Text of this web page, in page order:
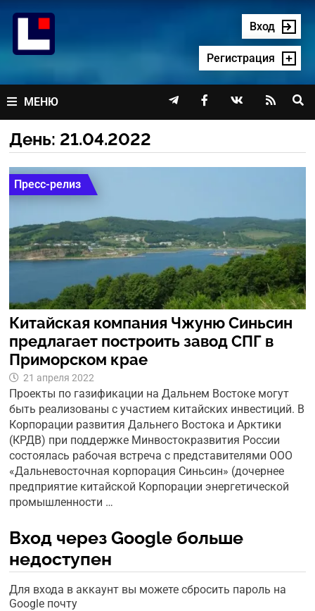
содержимому
Вход
Регистрация
МЕНЮ    
День: 21.04.2022
Пресс-релиз
Китайская компания Чжуню Синьсин
предлагает построить завод СПГ в
Приморском крае
21 апреля 2022
Проекты по газификации на Дальнем Востоке могут
быть реализованы с участием китайских инвестиций. В
Корпорации развития Дальнего Востока и Арктики
(КРДВ) при поддержке Минвостокразвития России
состоялась рабочая встреча с представителями ООО
«Дальневосточная корпорация Синьсин» (дочернее
предприятие китайской Корпорации энергетической
промышленности …
Вход через Google больше
недоступен
Для входа в аккаунт вы можете сбросить пароль на
Google почту